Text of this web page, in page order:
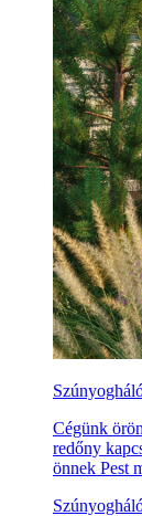
Cégünk
redőny
önnek Pest